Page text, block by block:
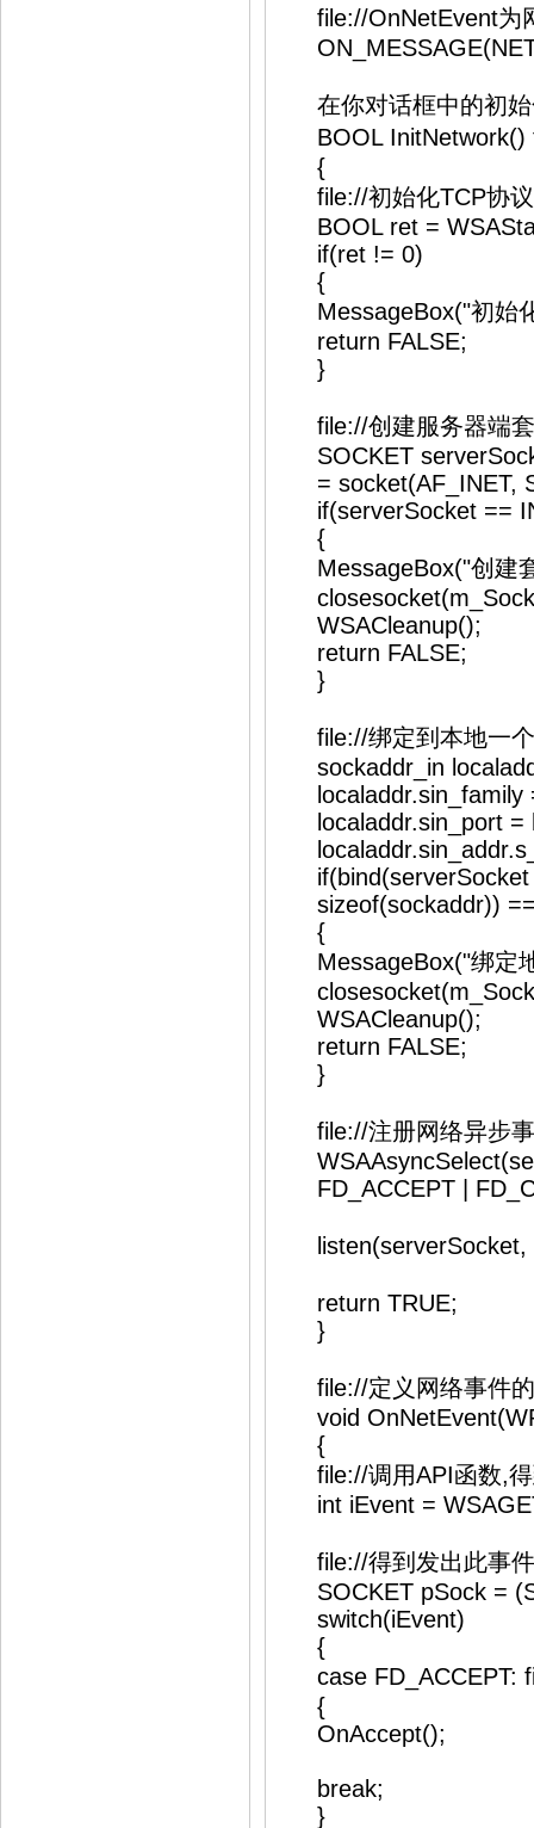
file://OnNetEvent为
在你对话框中的初始
BOOL InitNetwork()
{
file://初始化TCP协议
BOOL ret =
if(ret != 0)
{
MessageBox("初始
return FALSE;
}
file://创建服务器端
SOCKET
= socket(AF_INET,
if(serverSocket ==
{
MessageBox("创建
WSACleanup();
return FALSE;
}
file://绑定到本地一个
sockaddr_in
localaddr.sin_family
localaddr.sin_port =
if(bind(serverSocket
sizeof(sockaddr)) ==
{
MessageBox("绑定
WSACleanup();
return FALSE;
}
file://注册网络异步事
FD_ACCEPT |
listen(serverSocket,
return TRUE;
}
file://定义网络事件的
void
{
file://调用API函数,得
int iEvent =
file://得到发出此事件
SOCKET pSock =
switch(iEvent)
{
case FD_ACCEPT:
{
OnAccept();
break;
}